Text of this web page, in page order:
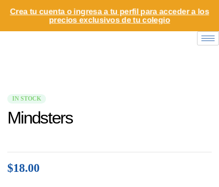
Crea tu cuenta o ingresa a tu perfil para acceder a los
precios exclusivos de tu colegio
IN STOCK
Mindsters
$18.00